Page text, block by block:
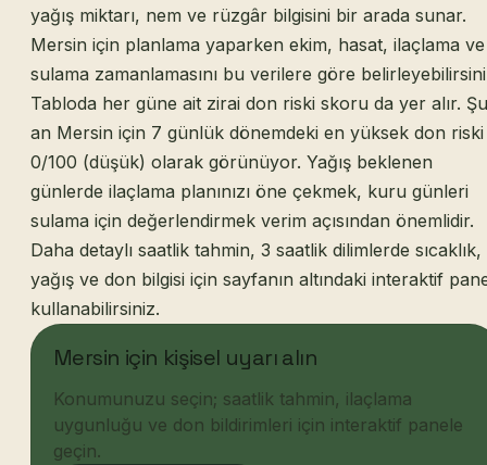
yağış miktarı, nem ve rüzgâr bilgisini bir arada sunar.
Mersin için planlama yaparken ekim, hasat, ilaçlama ve
sulama zamanlamasını bu verilere göre
Tabloda her güne ait zirai don riski skoru da yer alır. Şu
an Mersin için 7 günlük dönemdeki en yüksek don riski
0/100 (düşük) olarak görünüyor. Yağış beklenen
günlerde ilaçlama planınızı öne çekmek, kuru günleri
sulama için değerlendirmek verim açısından önemlidir.
Daha detaylı saatlik tahmin, 3 saatlik dilimlerde sıcaklık,
yağış ve don bilgisi için sayfanın altındaki interaktif
kullanabilirsiniz.
Mersin için kişisel uyarı alın
Konumunuzu seçin; saatlik tahmin, ilaçlama
uygunluğu ve don bildirimleri için interaktif panele
geçin.